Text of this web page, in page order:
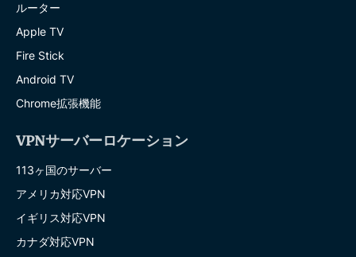
ルーター
Apple TV
Fire Stick
Android TV
Chrome拡張機能
VPNサーバーロケーション
113ヶ国のサーバー
アメリカ対応VPN
イギリス対応VPN
カナダ対応VPN